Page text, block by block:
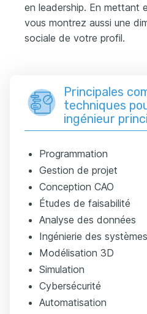
en leadership. En mettant
vous montrez aussi une
sociale de votre profil.
Principales
techniques
ingénieur
Programmation
Gestion de projet
Conception CAO
Études de faisabilité
Analyse des données
Ingénierie des systèmes
Modélisation 3D
Simulation
Cybersécurité
Automatisation